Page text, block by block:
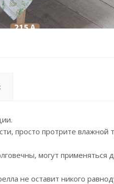
просто протрите
могут применяться
не оставит никого